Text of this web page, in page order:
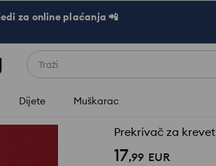
za online plaćanja 📲
Traži
Dijete Muškarac
Prekrivač za krevet
17,99 EUR